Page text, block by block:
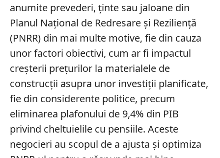
anumite prevederi, ținte sau jaloane din
Planul Național de Redresare și Reziliență
(PNRR) din mai multe motive, fie din cauza
unor factori obiectivi, cum ar fi impactul
creșterii prețurilor la materialele de
construcții asupra unor investiții planificate,
fie din considerente politice, precum
eliminarea plafonului de 9,4% din PIB
privind cheltuielile cu pensiile. Aceste
negocieri au scopul de a ajusta și optimiza